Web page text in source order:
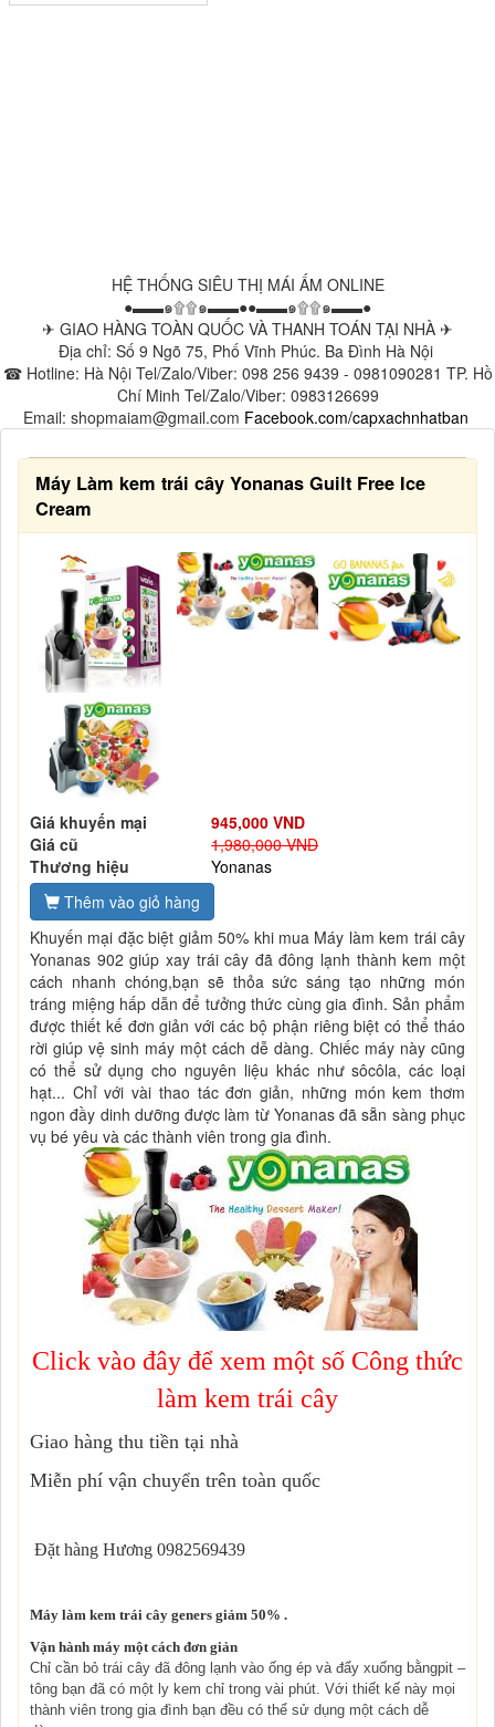
HỆ THỐNG SIÊU THỊ MÁI ẤM ONLINE
●▬▬๑۩۩๑▬▬●●▬▬๑۩۩๑▬▬●
✈ GIAO HÀNG TOÀN QUỐC VÀ THANH TOÁN TẠI NHÀ ✈
Địa chỉ: Số 9 Ngõ 75, Phố Vĩnh Phúc. Ba Đình Hà Nội
☎ Hotline: Hà Nội Tel/Zalo/Viber: 098 256 9439 - 0981090281 TP. Hồ
Chí Minh Tel/Zalo/Viber: 0983126699
Email: shopmaiam@gmail.com Facebook.com/capxachnhatban
Máy Làm kem trái cây Yonanas Guilt Free Ice
Cream
Giá khuyến mại
945,000 VND
Giá cũ
1,980,000 VND
Thương hiệu
Yonanas
Thêm vào giỏ hàng
Khuyến mại đặc biệt giảm 50% khi mua Máy làm kem trái cây
Yonanas 902 giúp xay trái cây đã đông lạnh thành kem một
cách nhanh chóng,bạn sẽ thỏa sức sáng tạo những món
tráng miệng hấp dẫn để tưởng thức cùng gia đình. Sản phẩm
được thiết kế đơn giản với các bộ phận riêng biệt có thể tháo
rời giúp vệ sinh máy một cách dễ dàng. Chiếc máy này cũng
có thể sử dụng cho nguyên liệu khác như sôcôla, các loại
hạt... Chỉ với vài thao tác đơn giản, những món kem thơm
ngon đầy dinh dưỡng được làm từ Yonanas đã sẵn sàng phục
vụ bé yêu và các thành viên trong gia đình.
Click vào đây để xem một số Công thức
làm kem trái cây
Giao hàng thu tiền tại nhà
Miễn phí vận chuyển trên toàn quốc
Đặt hàng Hương 0982569439
Máy làm kem trái cây geners giảm 50% .
Vận hành máy một cách đơn giản
Chỉ cần bỏ trái cây đã đông lạnh vào ống ép và đẩy xuống bằngpit –
tông bạn đã có một ly kem chỉ trong vài phút. Với thiết kế này mọi
thành viên trong gia đình bạn đều có thể sử dụng một cách dễ